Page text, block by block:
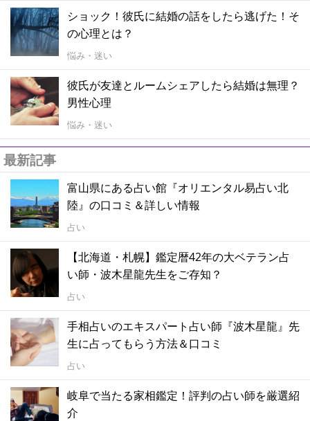
ショック！彼氏に結婚の話をしたら逃げた！そ
の心理とは？
悩み・迷い
彼氏が友達とルームシェアしたら結婚は無理？
男性心理
悩み・迷い
最新記事
富山県にある占い館『オリエンタル易占い北
陸』の口コミ＆詳しい情報
占い
【北海道・札幌】鑑定暦42年の大ベテラン占
い師・波木星龍先生をご存知？
占い
手相占いのエキスパート占い師『波木星龍』先
生に占ってもらう方法＆口コミ
占い
岐阜で当たる家相鑑定！評判の占い師を厳選紹
介